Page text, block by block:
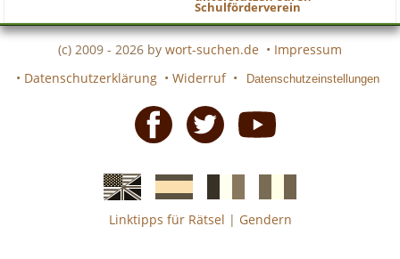
Schulförderverein
(c) 2009 - 2026 by wort-suchen.de • Impressum
• Datenschutzerklärung • Widerruf • Datenschutzeinstellungen
EnglischeSpanischefranzösicheitalienische
Linktipps für Rätsel | Gendern